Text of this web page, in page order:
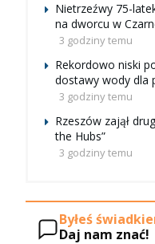
Nietrzeźwy 75-
na dworcu w
3 godziny temu
Rekordowo niski
dostawy wody dla
3 godziny temu
Rzeszów zajął
the Hubs”
3 godziny temu
Byłeś
Daj nam znać!